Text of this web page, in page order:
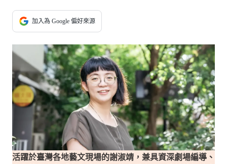
加入為 Google 偏好來源
活躍於臺灣各地藝文現場的謝淑靖，兼具資深劇場編導、